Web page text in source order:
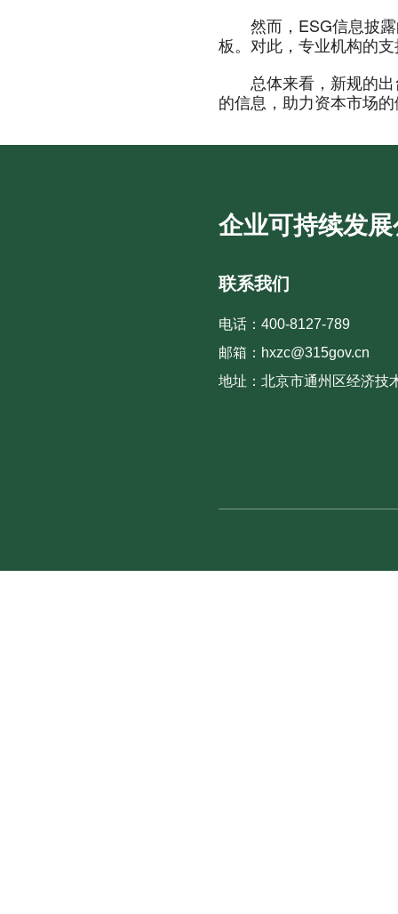
然而，ESG信息披
板。对此，专业机构的
总体来看，新规的
的信息，助力资本市场
企业可持续发
联系我们
电话：400-8127-789
邮箱：hxzc@315gov.cn
地址：北京市通州区经济技